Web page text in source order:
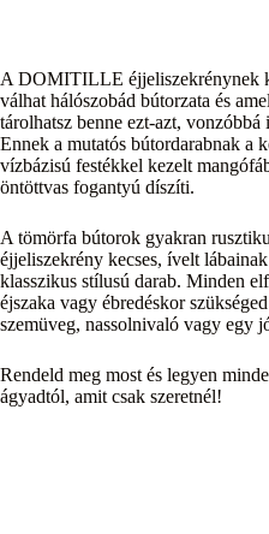
A DOMITILLE éjjeliszekrénynek
válhat hálószobád bútorzata és
tárolhatsz benne ezt-azt, vonzóbbá
Ennek a mutatós bútordarabnak a
vízbázisú festékkel kezelt
öntöttvas fogantyú díszíti.
A tömörfa bútorok gyakran
éjjeliszekrény kecses, ívelt
klasszikus stílusú darab. Minden
éjszaka vagy ébredéskor
szemüveg, nassolnivaló vagy egy
Rendeld meg most és legyen
ágyadtól, amit csak szeretnél!